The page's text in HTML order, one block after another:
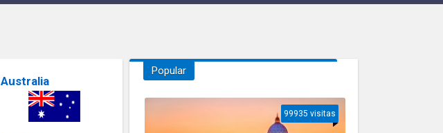
Australia
Popular
99935 visitas